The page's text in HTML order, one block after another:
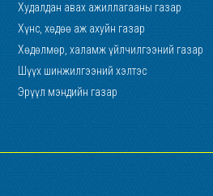
Худалдан авах ажиллагааны газар
Хүнс, хөдөө аж ахуйн газар
Хөдөлмөр, халамж үйлчилгээний газар
Шүүх шинжилгээний хэлтэс
Эрүүл мэндийн газар